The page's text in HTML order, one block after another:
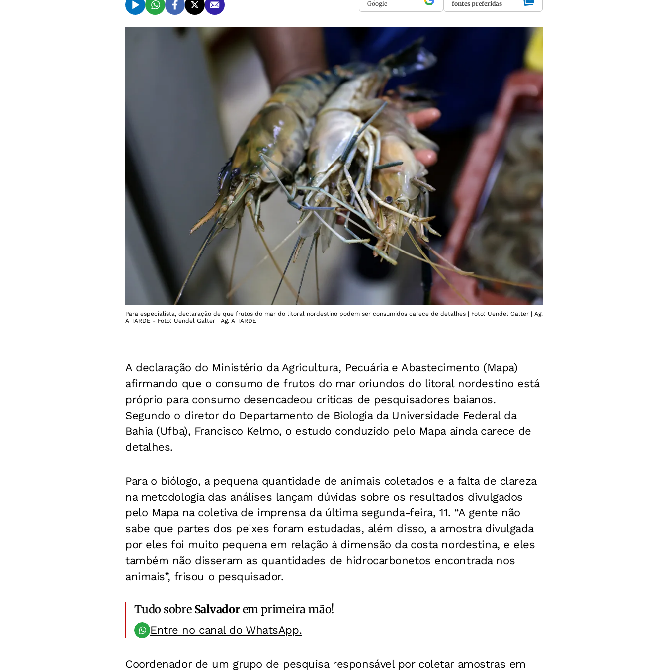
Google
fontes preferidas
Para especialista, declaração de que frutos do mar do litoral nordestino podem ser consumidos carece de detalhes | Foto: Uendel Galter | Ag.
A TARDE - Foto: Uendel Galter | Ag. A TARDE
A declaração do Ministério da Agricultura, Pecuária e Abastecimento (Mapa)
afirmando que o consumo de frutos do mar oriundos do litoral nordestino está
próprio para consumo desencadeou críticas de pesquisadores baianos.
Segundo o diretor do Departamento de Biologia da Universidade Federal da
Bahia (Ufba), Francisco Kelmo, o estudo conduzido pelo Mapa ainda carece de
detalhes.
Para o biólogo, a pequena quantidade de animais coletados e a falta de clareza
na metodologia das análises lançam dúvidas sobre os resultados divulgados
pelo Mapa na coletiva de imprensa da última segunda-feira, 11. “A gente não
sabe que partes dos peixes foram estudadas, além disso, a amostra divulgada
por eles foi muito pequena em relação à dimensão da costa nordestina, e eles
também não disseram as quantidades de hidrocarbonetos encontrada nos
animais”, frisou o pesquisador.
Tudo sobre Salvadorem primeira mão!
Entre no canal do WhatsApp.
Coordenador de um grupo de pesquisa responsável por coletar amostras em